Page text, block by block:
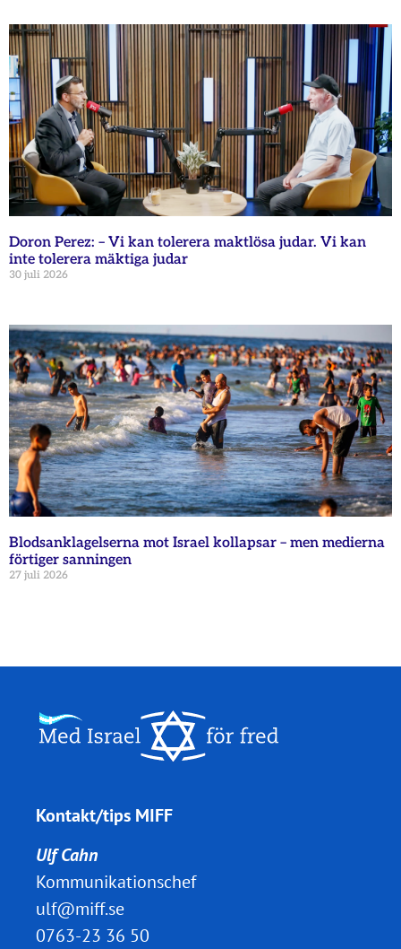
Doron Perez: – Vi kan tolerera maktlösa judar. Vi kan
inte tolerera mäktiga judar
30 juli 2026
Blodsanklagelserna mot Israel kollapsar – men medierna
förtiger sanningen
27 juli 2026
Kontakt/tips MIFF
Ulf Cahn
Kommunikationschef
ulf@miff.se
0763-23 36 50